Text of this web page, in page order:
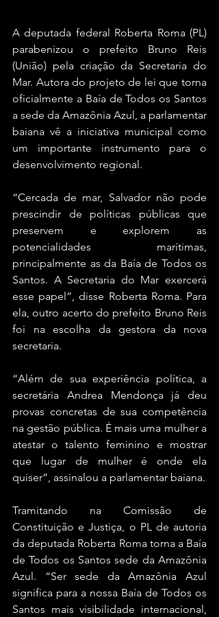
A deputada federal Roberta Roma (PL)
parabenizou o prefeito Bruno Reis
(União) pela criação da Secretaria do
Mar. Autora do projeto de lei que torna
oficialmente a Baía de Todos os Santos
a sede da Amazônia Azul, a parlamentar
baiana vê a iniciativa municipal como
um importante instrumento para o
desenvolvimento regional.
“Cercada de mar, Salvador não pode
prescindir de políticas públicas que
preservem e explorem as
potencialidades marítimas,
principalmente as da Baía de Todos os
Santos. A Secretaria do Mar exercerá
esse papel”, disse Roberta Roma. Para
ela, outro acerto do prefeito Bruno Reis
foi na escolha da gestora da nova
secretaria.
“Além de sua experiência política, a
secretária Andrea Mendonça já deu
provas concretas de sua competência
na gestão pública. É mais uma mulher a
atestar o talento feminino e mostrar
que lugar de mulher é onde ela
quiser”, assinalou a parlamentar baiana.
Tramitando na Comissão de
Constituição e Justiça, o PL de autoria
da deputada Roberta Roma torna a Baía
de Todos os Santos sede da Amazônia
Azul. “Ser sede da Amazônia Azul
significa para a nossa Baía de Todos os
Santos mais visibilidade internacional,